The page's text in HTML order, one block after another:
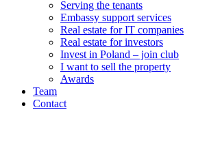
Serving the tenants
Embassy support services
Real estate for IT companies
Real estate for investors
Invest in Poland – join club
I want to sell the property
Awards
Team
Contact